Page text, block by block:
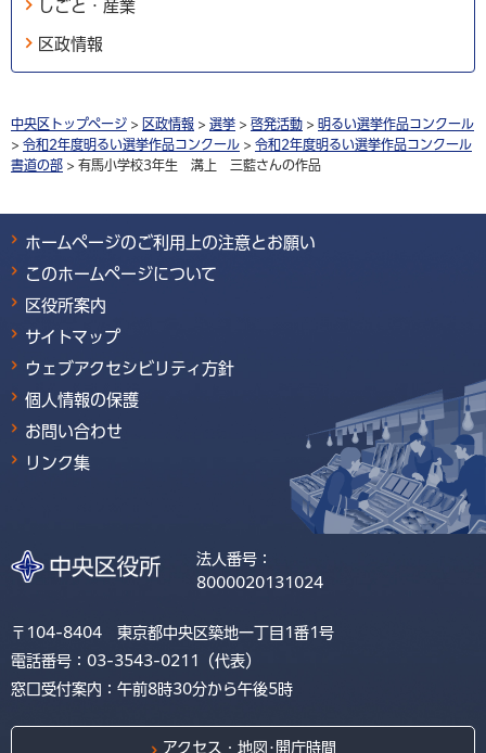
しごと・産業
区政情報
中央区トップページ > 区政情報 > 選挙 > 啓発活動 > 明るい選挙作品コンクール
> 令和2年度明るい選挙作品コンクール > 令和2年度明るい選挙作品コンクール
書道の部 > 有馬小学校3年生 溝上 三藍さんの作品
ホームページのご利用上の注意とお願い
このホームページについて
区役所案内
サイトマップ
ウェブアクセシビリティ方針
個人情報の保護
お問い合わせ
リンク集
法人番号：
8000020131024
〒104-8404 東京都中央区築地一丁目1番1号
電話番号：03-3543-0211（代表）
窓口受付案内：午前8時30分から午後5時
アクセス・地図･開庁時間